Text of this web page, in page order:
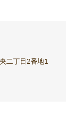
二丁目2番地1